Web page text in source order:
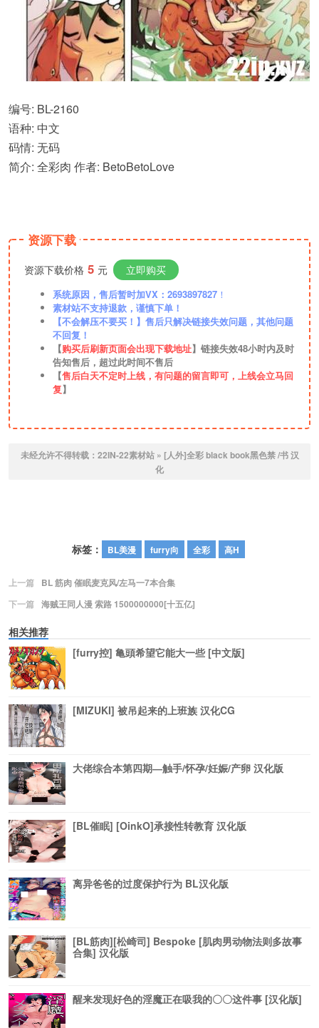
编号: BL-2160
语种: 中文
码情: 无码
简介: 全彩肉 作者: BetoBetoLove
资源下载
资源下载价格 5 元 立即购买
系统原因，售后暂时加VX：2693897827 ！
素材站不支持退款，谨慎下单！
【不会解压不要买！】售后只解决链接失效问题，其他问题
不回复！
【购买后刷新页面会出现下载地址】链接失效48小时内及时
告知售后，超过此时间不售后
【售后白天不定时上线，有问题的留言即可，上线会立马回
复】
未经允许不得转载： 22IN-22素材站» [人外]全彩 black book黑色禁 /书 汉
化
标签： BL美漫 furry向 全彩 高H
上一篇
BL 筋肉 催眠麦克风/左马一7本合集
下一篇 海贼王同人漫 索路 1500000000[十五亿]
相关推荐
[furry控] 亀頭希望它能大一些 [中文版]
[MIZUKI] 被吊起来的上班族 汉化CG
大佬综合本第四期―触手/怀孕/妊娠/产卵 汉化版
[BL催眠] [OinkO]承接性转教育 汉化版
离异爸爸的过度保护行为 BL汉化版
[BL筋肉][松崎司] Bespoke [肌肉男动物法则多故事
合集] 汉化版
醒来发现好色的淫魔正在吸我的〇〇这件事 [汉化版]